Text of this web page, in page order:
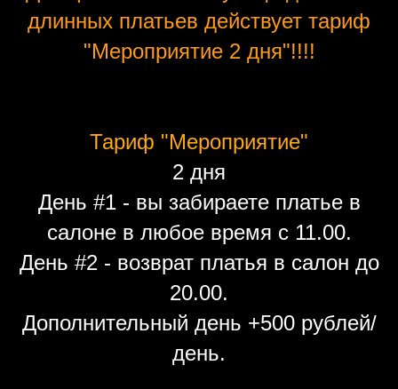
длинных платьев действует тариф
"Мероприятие 2 дня"!!!!
Тариф "Мероприятие"
2 дня
День #1 - вы забираете платье в
салоне в любое время с 11.00.
День #2 - возврат платья в салон до
20.00.
Дополнительный день +500 рублей/
день.